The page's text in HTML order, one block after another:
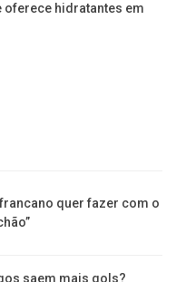
oferece hidratantes em
quer fazer com o
saem mais gols?